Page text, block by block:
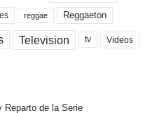
reggae Reggaeton
Television tv Videos
Reparto de la Serie